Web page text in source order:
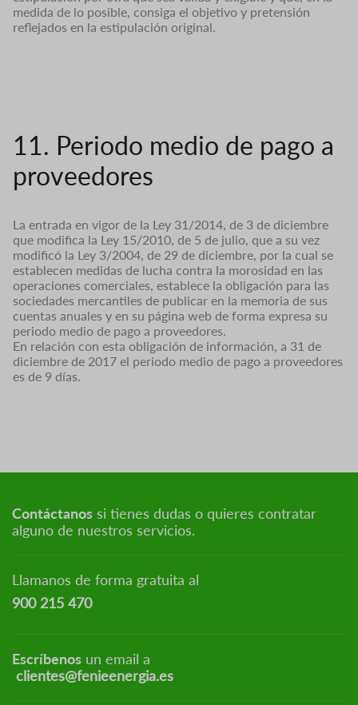
medida de lo posible, consiga el objetivo y pretensión
reflejados en la estipulación original.
11. Periodo medio de pago a
proveedores
La entrada en vigor de la Ley 31/2014, de 3 de diciembre
que modifica la Ley 15/2010, de 5 de julio, que a su vez
modificó la Ley 3/2004, de 29 de diciembre, por la cual se
establecen medidas de lucha contra la morosidad en las
operaciones comerciales, establece la obligación para las
sociedades mercantiles de publicar en la memoria de sus
cuentas anuales y en su página web de forma expresa su
periodo medio de pago a proveedores.
En relación con esta obligación de información, a 31 de
diciembre de 2017 el periodo medio de pago a proveedores
es de 9 días.
Contáctanos si tienes dudas o quieres contratar
alguno de nuestros servicios.
Llamanos de forma gratuita al
900 215 470
Escríbenos un email a
clientes@fenieenergia.es